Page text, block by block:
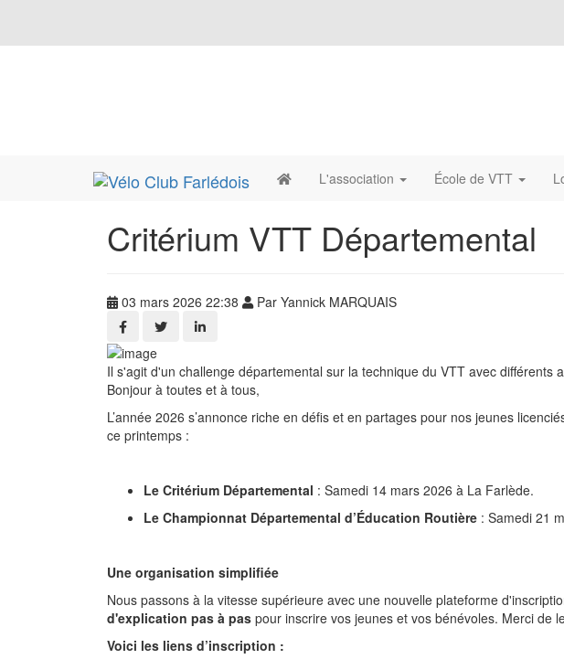
L'association École de VTT
Critérium VTT Départemental
03 mars 2026 22:38 Par Yannick MARQUAIS
Il s'agit d'un challenge départemental sur la technique du VTT avec
Bonjour à toutes et à tous,
L’année 2026 s’annonce riche en défis et en partages pour nos jeunes
ce printemps :
Le Critérium Départemental : Samedi 14 mars 2026 à La Farlède.
Le Championnat Départemental d’Éducation Routière : Samedi 21
Une organisation simplifiée
Nous passons à la vitesse supérieure avec une nouvelle plateforme
d'explication pas à pas pour inscrire vos jeunes et vos bénévoles. Merci de
Voici les liens d’inscription :